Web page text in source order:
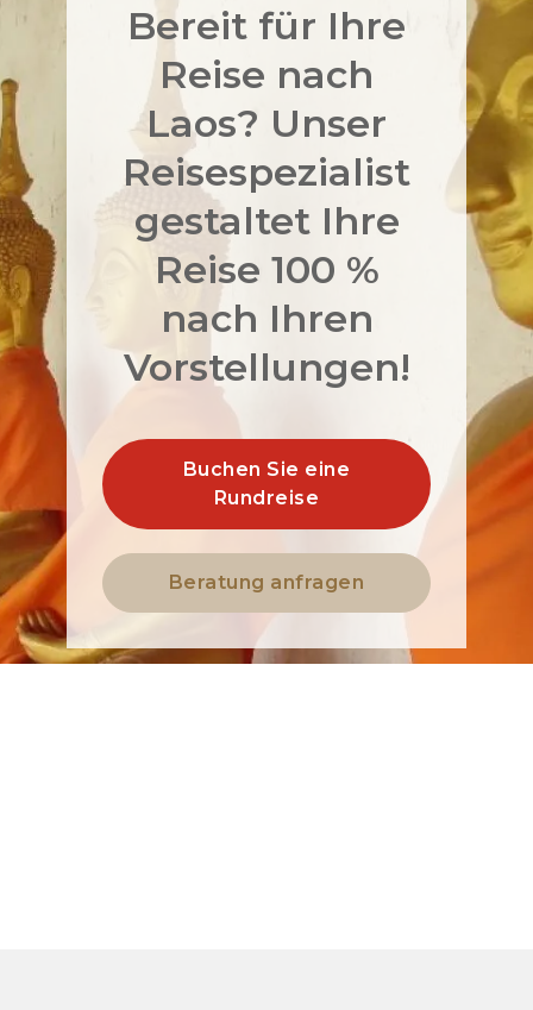
Bereit für Ihre
Reise nach
Laos? Unser
Reisespezialist
gestaltet Ihre
Reise 100 %
nach Ihren
Vorstellungen!
Buchen Sie eine
Rundreise
Beratung anfragen